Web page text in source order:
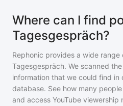
Where can I find
Tagesgespräch?
Rephonic provides a wide
Tagesgespräch. We scanned
information that we could find
database. See how many
and access YouTube